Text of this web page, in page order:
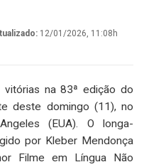
12/01/2026, 11:08h
na 83ª edição do
deste domingo (11), no
(EUA). O longa-
por Kleber Mendonça
Filme em Língua Não